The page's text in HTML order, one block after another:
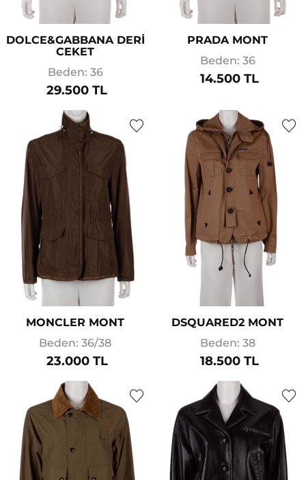
DOLCE&GABBANA DERİ
CEKET
Beden: 36
29.500 TL
PRADA MONT
Beden: 36
14.500 TL
MONCLER MONT
Beden: 36/38
23.000 TL
DSQUARED2 MONT
Beden: 38
18.500 TL